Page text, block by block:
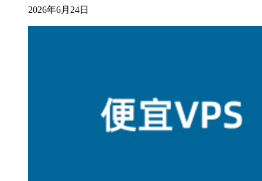
2026年6月24日